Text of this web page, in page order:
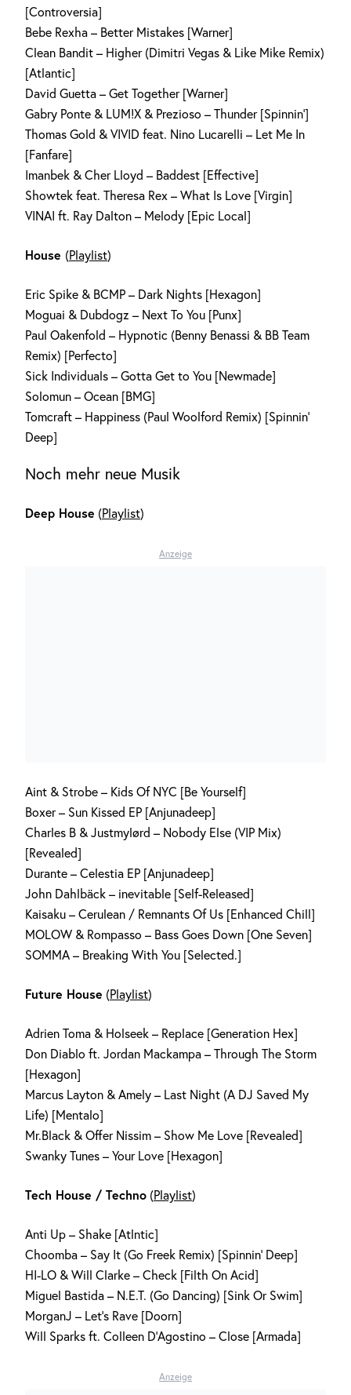
[Controversia]
Bebe Rexha – Better Mistakes [Warner]
Clean Bandit – Higher (Dimitri Vegas & Like Mike Remix)
[Atlantic]
David Guetta – Get Together [Warner]
Gabry Ponte & LUM!X & Prezioso – Thunder [Spinnin‘]
Thomas Gold & VIVID feat. Nino Lucarelli – Let Me In
[Fanfare]
Imanbek & Cher Lloyd – Baddest [Effective]
Showtek feat. Theresa Rex – What Is Love [Virgin]
VINAI ft. Ray Dalton – Melody [Epic Local]
House (Playlist)
Eric Spike & BCMP – Dark Nights [Hexagon]
Moguai & Dubdogz – Next To You [Punx]
Paul Oakenfold – Hypnotic (Benny Benassi & BB Team
Remix) [Perfecto]
Sick Individuals – Gotta Get to You [Newmade]
Solomun – Ocean [BMG]
Tomcraft – Happiness (Paul Woolford Remix) [Spinnin‘
Deep]
Noch mehr neue Musik
Deep House (Playlist)
Anzeige
Aint & Strobe – Kids Of NYC [Be Yourself]
Boxer – Sun Kissed EP [Anjunadeep]
Charles B & Justmylørd – Nobody Else (VIP Mix)
[Revealed]
Durante – Celestia EP [Anjunadeep]
John Dahlbäck – inevitable [Self-Released]
Kaisaku – Cerulean / Remnants Of Us [Enhanced Chill]
MOLOW & Rompasso – Bass Goes Down [One Seven]
SOMMA – Breaking With You [Selected.]
Future House (Playlist)
Adrien Toma & Holseek – Replace [Generation Hex]
Don Diablo ft. Jordan Mackampa – Through The Storm
[Hexagon]
Marcus Layton & Amely – Last Night (A DJ Saved My
Life) [Mentalo]
Mr.Black & Offer Nissim – Show Me Love [Revealed]
Swanky Tunes – Your Love [Hexagon]
Tech House / Techno (Playlist)
Anti Up – Shake [Atlntic]
Choomba – Say It (Go Freek Remix) [Spinnin‘ Deep]
HI-LO & Will Clarke – Check [Filth On Acid]
Miguel Bastida – N.E.T. (Go Dancing) [Sink Or Swim]
MorganJ – Let’s Rave [Doorn]
Will Sparks ft. Colleen D’Agostino – Close [Armada]
Anzeige